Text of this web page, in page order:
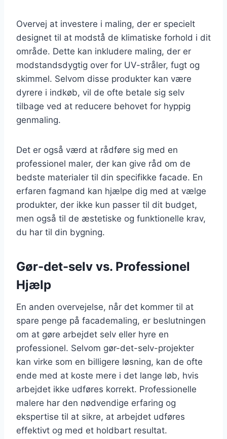
Overvej at investere i maling, der er specielt
designet til at modstå de klimatiske forhold i dit
område. Dette kan inkludere maling, der er
modstandsdygtig over for UV-stråler, fugt og
skimmel. Selvom disse produkter kan være
dyrere i indkøb, vil de ofte betale sig selv
tilbage ved at reducere behovet for hyppig
genmaling.
Det er også værd at rådføre sig med en
professionel maler, der kan give råd om de
bedste materialer til din specifikke facade. En
erfaren fagmand kan hjælpe dig med at vælge
produkter, der ikke kun passer til dit budget,
men også til de æstetiske og funktionelle krav,
du har til din bygning.
Gør-det-selv vs. Professionel
Hjælp
En anden overvejelse, når det kommer til at
spare penge på facademaling, er beslutningen
om at gøre arbejdet selv eller hyre en
professionel. Selvom gør-det-selv-projekter
kan virke som en billigere løsning, kan de ofte
ende med at koste mere i det lange løb, hvis
arbejdet ikke udføres korrekt. Professionelle
malere har den nødvendige erfaring og
ekspertise til at sikre, at arbejdet udføres
effektivt og med et holdbart resultat.